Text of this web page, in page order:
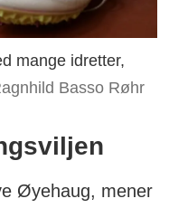
mange idretter,
Basso Røhr
Øyehaug, mener